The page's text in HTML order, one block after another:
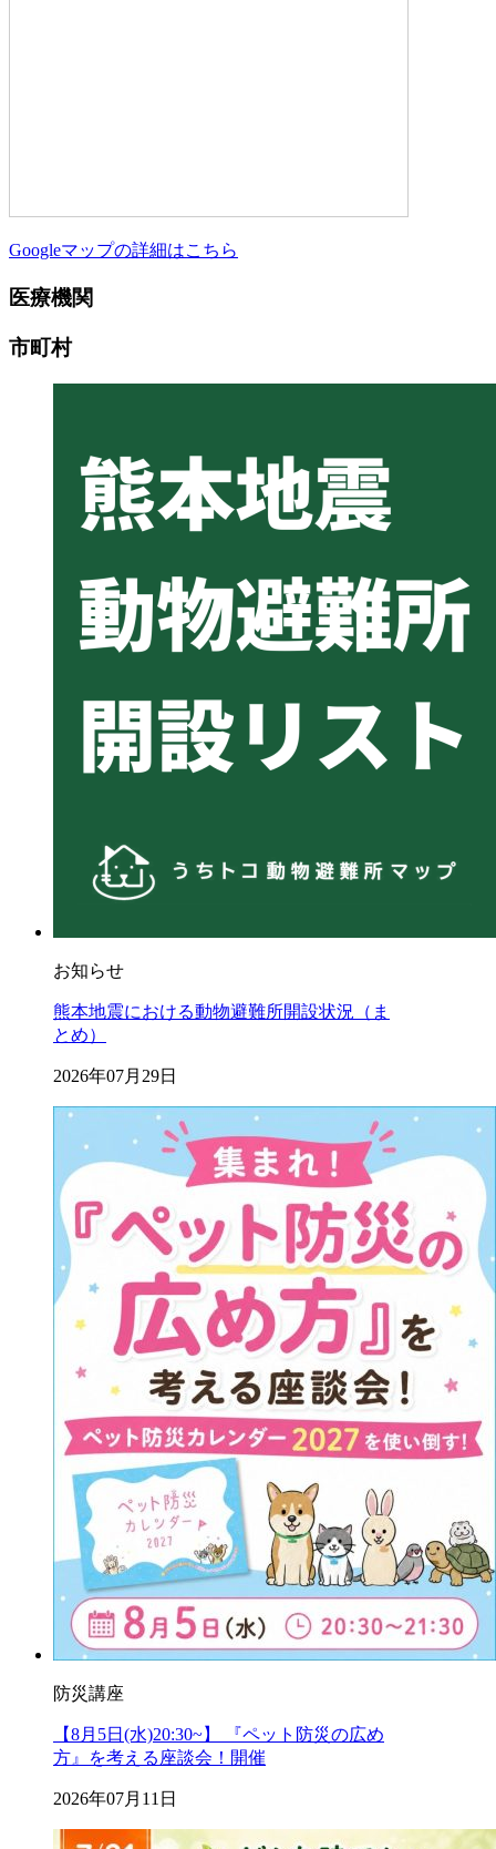
Googleマップの詳細はこちら
医療機関
市町村
お知らせ
熊本地震における動物避難所開設状況（ま
とめ）
2026年07月29日
防災講座
【8月5日(水)20:30~】 『ペット防災の広め
方』を考える座談会！開催
2026年07月11日